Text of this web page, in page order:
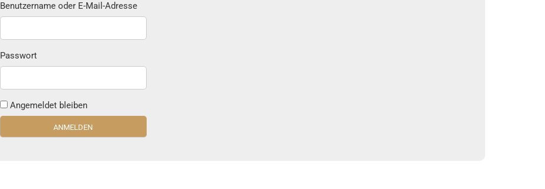
Benutzername oder E-Mail-Adresse
Passwort
Angemeldet bleiben